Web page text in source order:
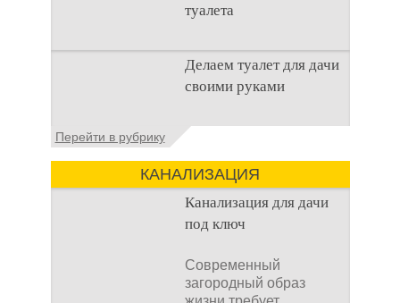
туалета
Наличие туалета на
даче не является
необходимостью для
многие люди думают,
Делаем туалет для дачи
своими руками
Туалеты для дачи – это
начинается
благоустройство
дачного участка,
Перейти в рубрику
КАНАЛИЗАЦИЯ
Канализация для дачи
под ключ
Современный
загородный образ